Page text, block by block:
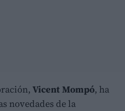
Vicent Mompó, ha
novedades de la